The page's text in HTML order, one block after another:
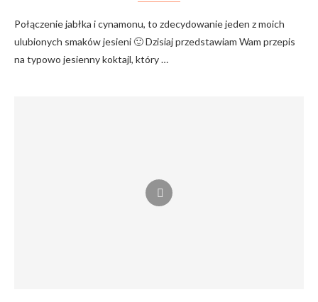
Połączenie jabłka i cynamonu, to zdecydowanie jeden z moich
ulubionych smaków jesieni 🙂 Dzisiaj przedstawiam Wam przepis
na typowo jesienny koktajl, który …